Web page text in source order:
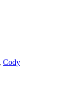
, Cody